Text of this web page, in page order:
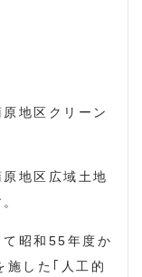
地区クリーン
地区広域土地
昭和55年度か
施した｢人工的